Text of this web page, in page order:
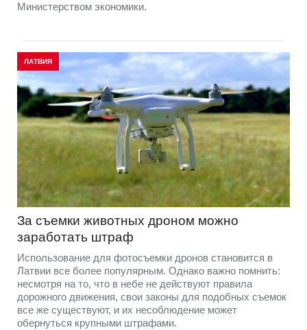
Министерством экономики.
ЛАТВИЯ
За съемки животных дроном можно
заработать штраф
Использование для фотосъемки дронов становится в
Латвии все более популярным. Однако важно помнить:
несмотря на то, что в небе не действуют правила
дорожного движения, свои законы для подобных съемок
все же существуют, и их несоблюдение может
обернуться крупными штрафами.